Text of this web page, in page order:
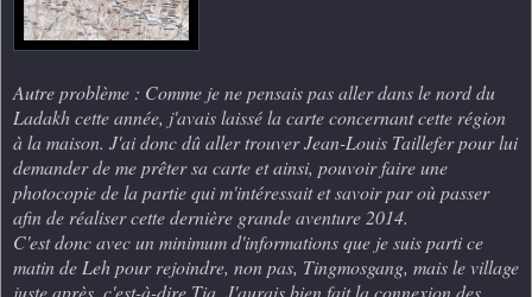
Autre problème : Comme je ne pensais pas aller dans le nord du
Ladakh cette année, j'avais laissé la carte concernant cette région
à la maison. J'ai donc dû aller trouver Jean-Louis Taillefer pour lui
demander de me prêter sa carte et ainsi, pouvoir faire une
photocopie de la partie qui m'intéressait et savoir par où passer
afin de réaliser cette dernière grande aventure 2014.
C'est donc avec un minimum d'informations que je suis parti ce
matin de Leh pour rejoindre, non pas, Tingmosgang, mais le village
juste après, c'est-à-dire Tia. J'aurais bien fait la connexion des